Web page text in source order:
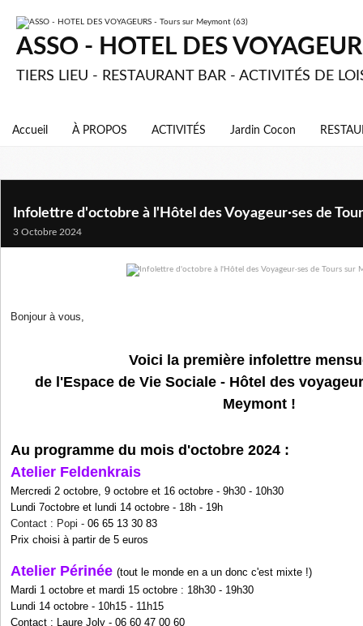
ASSO - HOTEL DES
TIERS LIEU - RESTAURANT BAR - ACTIVITÉS DE
Accueil À PROPOS ACTIVITÉS Jardin Cocon
Infolettre d'octobre à l'Hôtel des Voyageur·ses de
3 Octobre 2024
Bonjour à vous,
Voici la première infolettre
de l'Espace de Vie Sociale - Hôtel des
Meymont !
Au programme du mois d'octobre 2024 :
Atelier Feldenkrais
Mercredi 2 octobre, 9 octobre et 16 octobre - 9h30 - 10h30
Lundi 7octobre et lundi 14 octobre - 18h - 19h
Contact : Popi - 06 65 13 30 83
Prix choisi à partir de 5 euros
Atelier Périnée (tout le monde en a un donc c'est mixte !)
Mardi 1 octobre et mardi 15 octobre : 18h30 - 19h30
Lundi 14 octobre - 10h15 - 11h15
Contact : Laure Joly - 06 60 47 00 60